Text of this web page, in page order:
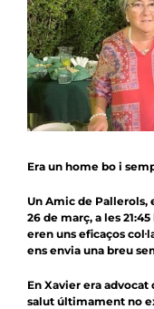
Notícies
Agenda
Contacte
Col.labora
Era un home bo i
Un Amic de Pallerols,
26 de març, a les
eren uns eficaços
ens envia una breu
En Xavier era
salut últimament no